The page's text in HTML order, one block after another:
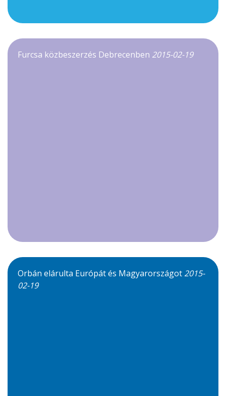
Furcsa közbeszerzés Debrecenben 2015-02-19
Orbán elárulta Európát és Magyarországot 2015-
02-19